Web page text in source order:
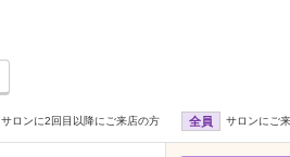
サロンに2回目以降にご来店の方 全員 サロンにご